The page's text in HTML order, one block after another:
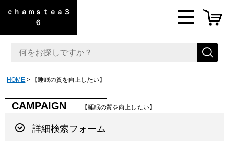
ｃｈａｍｓｔｅａ３
６
HOME 【睡眠の質を向上したい】
CAMPAIGN 【睡眠の質を向上したい】
詳細検索フォーム